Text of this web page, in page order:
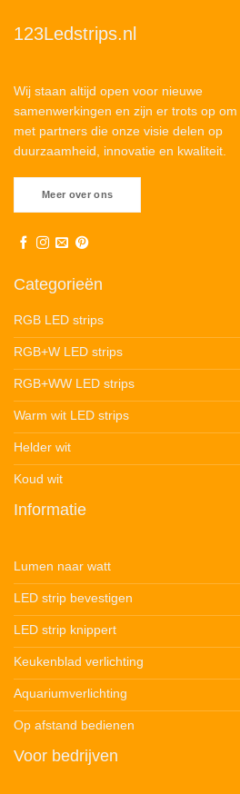
123Ledstrips.nl
Wij staan altijd open voor nieuwe
samenwerkingen en zijn er trots op om
met partners die onze visie delen op
duurzaamheid, innovatie en kwaliteit.
Meer over ons
Categorieën
RGB LED strips
RGB+W LED strips
RGB+WW LED strips
Warm wit LED strips
Helder wit
Koud wit
Informatie
Lumen naar watt
LED strip bevestigen
LED strip knippert
Keukenblad verlichting
Aquariumverlichting
Op afstand bedienen
Voor bedrijven